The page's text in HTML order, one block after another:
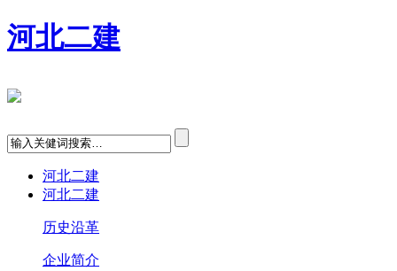
河北二建
河北二建
河北二建
历史沿革
企业简介